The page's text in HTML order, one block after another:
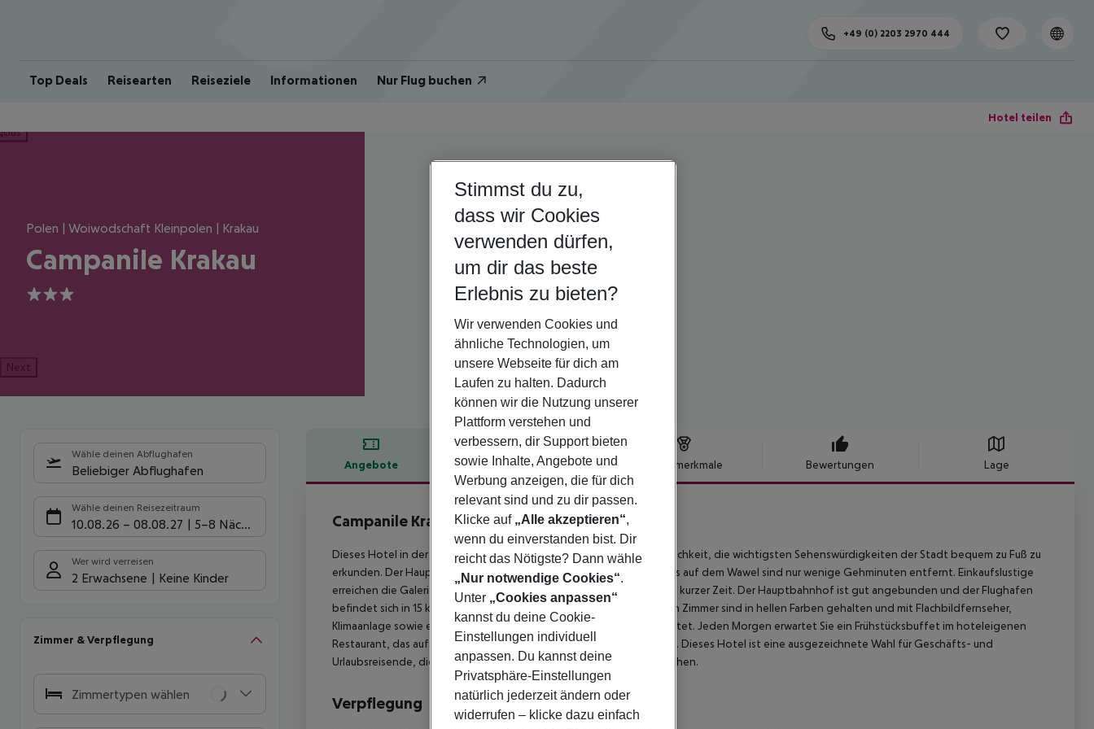
Top Deals Reisearten Reiseziele Informationen Nur Flug buchen
+49 (0) 2203 2970 444
Hotel teilen
Polen | Woiwodschaft Kleinpolen | Krakau
Campanile Krakau
3
Next
Wähle deinen Abflughafen
Beliebiger Abflughafen
Wähle deinen Reisezeitraum
10.08.26 – 08.08.27 5-8 Nächte
Wer wird verreisen
2 Erwachsene Keine Kinder
Zimmer & Verpflegung
Zimmertypen wählen
Angebote Hotelbeschreibung Hotelmerkmale Bewertungen Lage
Hotelbeschreibung
Campanile Krakau
3
Dieses Hotel in der Krakauer Altstadt bietet seinen Gästen die Möglichkeit, die wichtigsten Sehenswürdigkeiten der Stadt bequem zu Fuß zu
erkunden. Der Hauptmarkt, die Altstadt selbst und das Königsschloss auf dem Wawel sind nur wenige Gehminuten entfernt. Einkaufslustige
erreichen die Galeria Kazimierz und die Galeria Krakowska ebenfalls in kurzer Zeit. Der Hauptbahnhof ist gut angebunden und der Flughafen
befindet sich in 15 km Entfernung. Die komfortablen und geräumigen Zimmer sind in hellen Farben gehalten und mit Flachbildfernseher,
Klimaanlage sowie einem eigenen Badezimmer mit Dusche ausgestattet. Jeden Morgen erwartet Sie ein Frühstücksbuffet im hoteleigenen
Restaurant, das auf polnische und französische Küche spezialisiert ist. Dieses Hotel ist eine ausgezeichnete Wahl für Geschäfts- und
Urlaubsreisende, die eine praktische Unterkunft im Stadtzentrum suchen.
Verpflegung
Stimmst du zu,
dass wir Cookies
verwenden dürfen,
um dir das beste
Erlebnis zu bieten?
Wir verwenden Cookies und
ähnliche Technologien, um
unsere Webseite für dich am
Laufen zu halten. Dadurch
können wir die Nutzung unserer
Plattform verstehen und
verbessern, dir Support bieten
sowie Inhalte, Angebote und
Werbung anzeigen, die für dich
relevant sind und zu dir passen.
Klicke auf „Alle akzeptieren“,
wenn du einverstanden bist. Dir
reicht das Nötigste? Dann wähle
„Nur notwendige Cookies“.
Unter „Cookies anpassen“
kannst du deine Cookie-
Einstellungen individuell
anpassen. Du kannst deine
Privatsphäre-Einstellungen
natürlich jederzeit ändern oder
widerrufen – klicke dazu einfach